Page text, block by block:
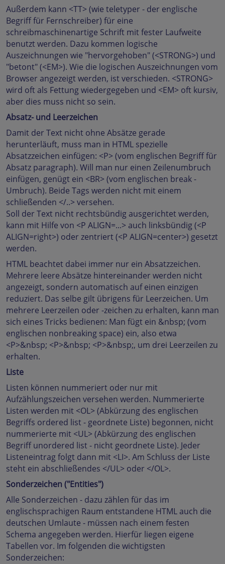
Außerdem kann <TT> (wie teletyper - der englische
Begriff für Fernschreiber) für eine
schreibmaschinenartige Schrift mit fester Laufweite
benutzt werden. Dazu kommen logische
Auszeichnungen wie "hervorgehoben" (<STRONG>) und
"betont" (<EM>). Wie die logischen Auszeichnungen vom
Browser angezeigt werden, ist verschieden. <STRONG>
wird oft als Fettung wiedergegeben und <EM> oft kursiv,
aber dies muss nicht so sein.
Absatz- und Leerzeichen
Damit der Text nicht ohne Absätze gerade
herunterläuft, muss man in HTML spezielle
Absatzzeichen einfügen: <P> (vom englischen Begriff für
Absatz paragraph). Will man nur einen Zeilenumbruch
einfügen, genügt ein <BR> (vom englischen break -
Umbruch). Beide Tags werden nicht mit einem
schließenden </..> versehen.
Soll der Text nicht rechtsbündig ausgerichtet werden,
kann mit Hilfe von <P ALIGN=...> auch linksbündig (<P
ALIGN=right>) oder zentriert (<P ALIGN=center>) gesetzt
werden.
HTML beachtet dabei immer nur ein Absatzzeichen.
Mehrere leere Absätze hintereinander werden nicht
angezeigt, sondern automatisch auf einen einzigen
reduziert. Das selbe gilt übrigens für Leerzeichen. Um
mehrere Leerzeilen oder -zeichen zu erhalten, kann man
sich eines Tricks bedienen: Man fügt ein &nbsp; (vom
englischen nonbreaking space) ein, also etwa
<P>&nbsp; <P>&nbsp; <P>&nbsp;, um drei Leerzeilen zu
erhalten.
Liste
Listen können nummeriert oder nur mit
Aufzählungszeichen versehen werden. Nummerierte
Listen werden mit <OL> (Abkürzung des englischen
Begriffs ordered list - geordnete Liste) begonnen, nicht
nummerierte mit <UL> (Abkürzung des englischen
Begriff unordered list - nicht geordnete Liste). Jeder
Listeneintrag folgt dann mit <LI>. Am Schluss der Liste
steht ein abschließendes </UL> oder </OL>.
Sonderzeichen ("Entities")
Alle Sonderzeichen - dazu zählen für das im
englischsprachigen Raum entstandene HTML auch die
deutschen Umlaute - müssen nach einem festen
Schema angegeben werden. Hierfür liegen eigene
Tabellen vor. Im folgenden die wichtigsten
Sonderzeichen: